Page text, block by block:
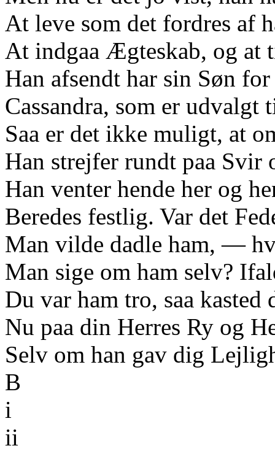
At leve som det fordres af
At indgaa Ægteskab, og at
Han afsendt har sin Søn
Cassandra, som er
Saa er det ikke muligt, at
Han strejfer rundt paa Svir
Han venter hende her og
Beredes festlig. Var det
Man vilde dadle ham, —
Man sige om ham selv?
Du var ham tro, saa kasted
Nu paa din Herres Ry og
Selv om han gav dig
B
i
ii